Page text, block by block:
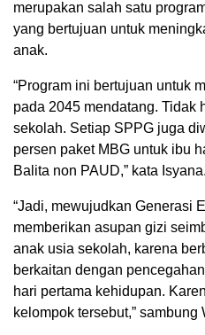
merupakan salah satu
yang bertujuan untuk
anak.
“Program ini bertujuan untuk
pada 2045 mendatang. Tidak
sekolah. Setiap SPPG juga
persen paket MBG untuk ibu
Balita non PAUD,” kata Isyana.
“Jadi, mewujudkan Generasi
memberikan asupan gizi
anak usia sekolah, karena
berkaitan dengan
hari pertama kehidupan.
kelompok tersebut,” sambung